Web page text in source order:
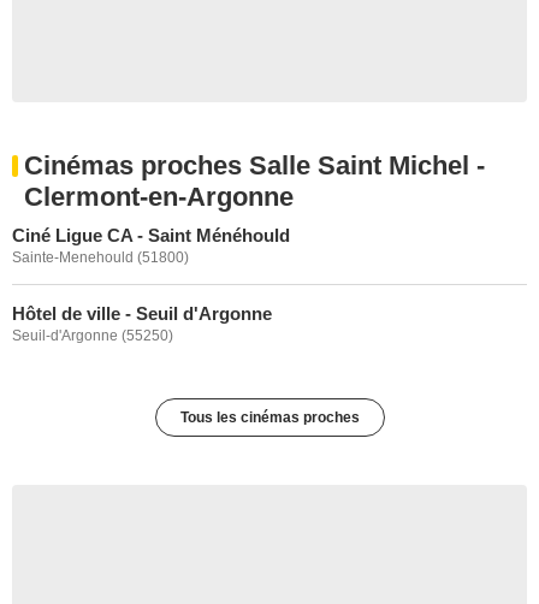
Cinémas proches Salle Saint Michel -
Clermont-en-Argonne
Ciné Ligue CA - Saint Ménéhould
Sainte-Menehould (51800)
Hôtel de ville - Seuil d'Argonne
Seuil-d'Argonne (55250)
Tous les cinémas proches